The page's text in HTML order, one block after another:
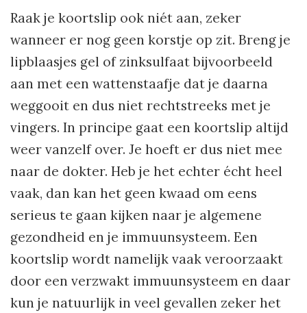
Raak je koortslip ook niét aan, zeker
wanneer er nog geen korstje op zit. Breng je
lipblaasjes gel of zinksulfaat bijvoorbeeld
aan met een wattenstaafje dat je daarna
weggooit en dus niet rechtstreeks met je
vingers. In principe gaat een koortslip altijd
weer vanzelf over. Je hoeft er dus niet mee
naar de dokter. Heb je het echter écht heel
vaak, dan kan het geen kwaad om eens
serieus te gaan kijken naar je algemene
gezondheid en je immuunsysteem. Een
koortslip wordt namelijk vaak veroorzaakt
door een verzwakt immuunsysteem en daar
kun je natuurlijk in veel gevallen zeker het